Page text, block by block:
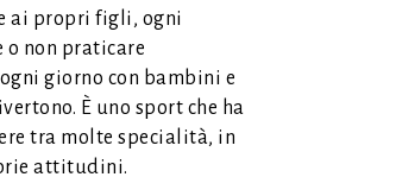
ai propri figli, ogni
o non praticare
giorno con bambini e
È uno sport che ha
tra molte specialità, in
attitudini.